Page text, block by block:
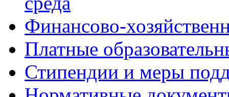
Финансово-
Платные
Стипендии и меры